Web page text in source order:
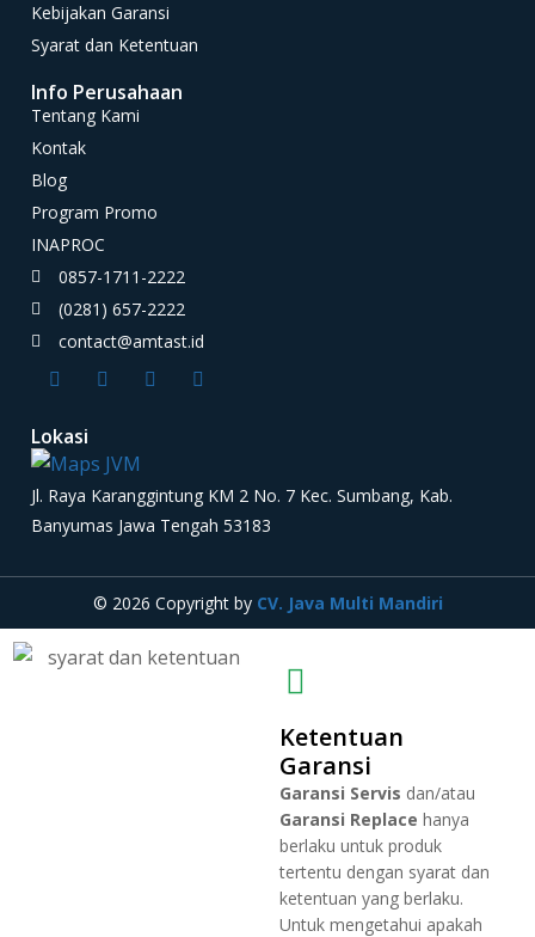
Kebijakan Garansi
Syarat dan Ketentuan
Info Perusahaan
Tentang Kami
Kontak
Blog
Program Promo
INAPROC
0857-1711-2222
(0281) 657-2222
contact@amtast.id
Lokasi
Jl. Raya Karanggintung KM 2 No. 7 Kec. Sumbang, Kab.
Banyumas Jawa Tengah 53183
© 2026 Copyright by CV. Java Multi Mandiri
Ketentuan
Garansi
Garansi Servis dan/atau
Garansi Replace hanya
berlaku untuk produk
tertentu dengan syarat dan
ketentuan yang berlaku.
Untuk mengetahui apakah